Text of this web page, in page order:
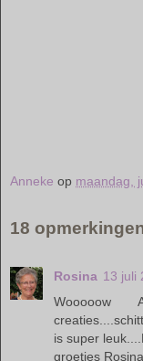
Anneke op maandag,
18
Rosina 13 juli
is super
groetjes Rosina